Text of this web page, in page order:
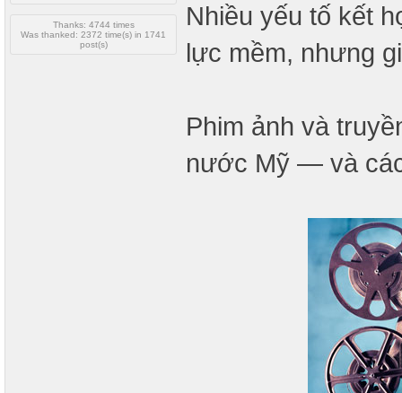
Thanks: 4744 times
Was thanked: 2372 time(s) in 1741
post(s)
Nhiều yếu tố kết
lực mềm, nhưng
Phim ảnh và
nước Mỹ — và